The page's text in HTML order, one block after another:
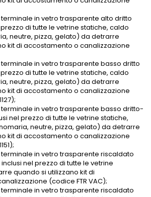
in vetro trasparente alto dritto
di tutte le vetrine statiche, caldo
neutre, pizza, gelato) da detrarre
kit di accostamento o canalizzazione
in vetro trasparente basso dritto
di tutte le vetrine statiche, caldo
neutre, pizza, gelato) da detrarre
kit di accostamento o canalizzazione
in vetro trasparente basso dritto-
nel prezzo di tutte le vetrine statiche,
neutre, pizza, gelato) da detrarre
kit di accostamento o canalizzazione
in vetro trasparente riscaldato
nel prezzo di tutte le vetrine
quando si utilizzano kit di
(codice FTR VAC);
in vetro trasparente riscaldato